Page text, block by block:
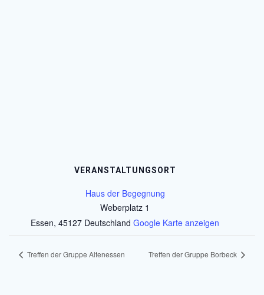
VERANSTALTUNGSORT
Haus der Begegnung
Weberplatz 1
Essen, 45127 Deutschland Google Karte anzeigen
Treffen der Gruppe Altenessen Treffen der Gruppe Borbeck